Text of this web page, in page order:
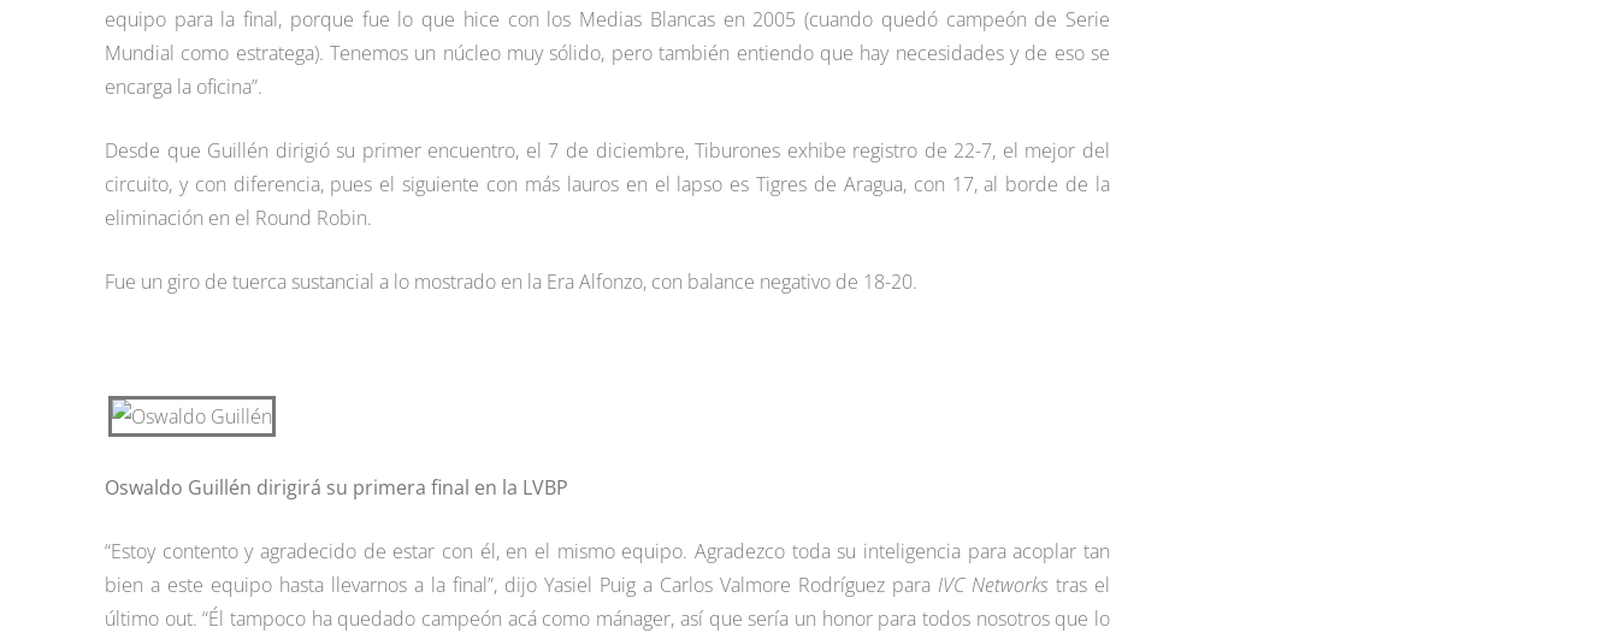
equipo para la final, porque fue lo que hice con los Medias Blancas en 2005 (cuando quedó campeón de Serie
Mundial como estratega). Tenemos un núcleo muy sólido, pero también entiendo que hay necesidades y de eso se
encarga la oficina”.
Desde que Guillén dirigió su primer encuentro, el 7 de diciembre, Tiburones exhibe registro de 22-7, el mejor del
circuito, y con diferencia, pues el siguiente con más lauros en el lapso es Tigres de Aragua, con 17, al borde de la
eliminación en el Round Robin.
Fue un giro de tuerca sustancial a lo mostrado en la Era Alfonzo, con balance negativo de 18-20.
Oswaldo Guillén dirigirá su primera final en la LVBP
“Estoy contento y agradecido de estar con él, en el mismo equipo. Agradezco toda su inteligencia para acoplar tan
bien a este equipo hasta llevarnos a la final”, dijo Yasiel Puig a Carlos Valmore Rodríguez para IVC Networks tras el
último out. “Él tampoco ha quedado campeón acá como mánager, así que sería un honor para todos nosotros que lo